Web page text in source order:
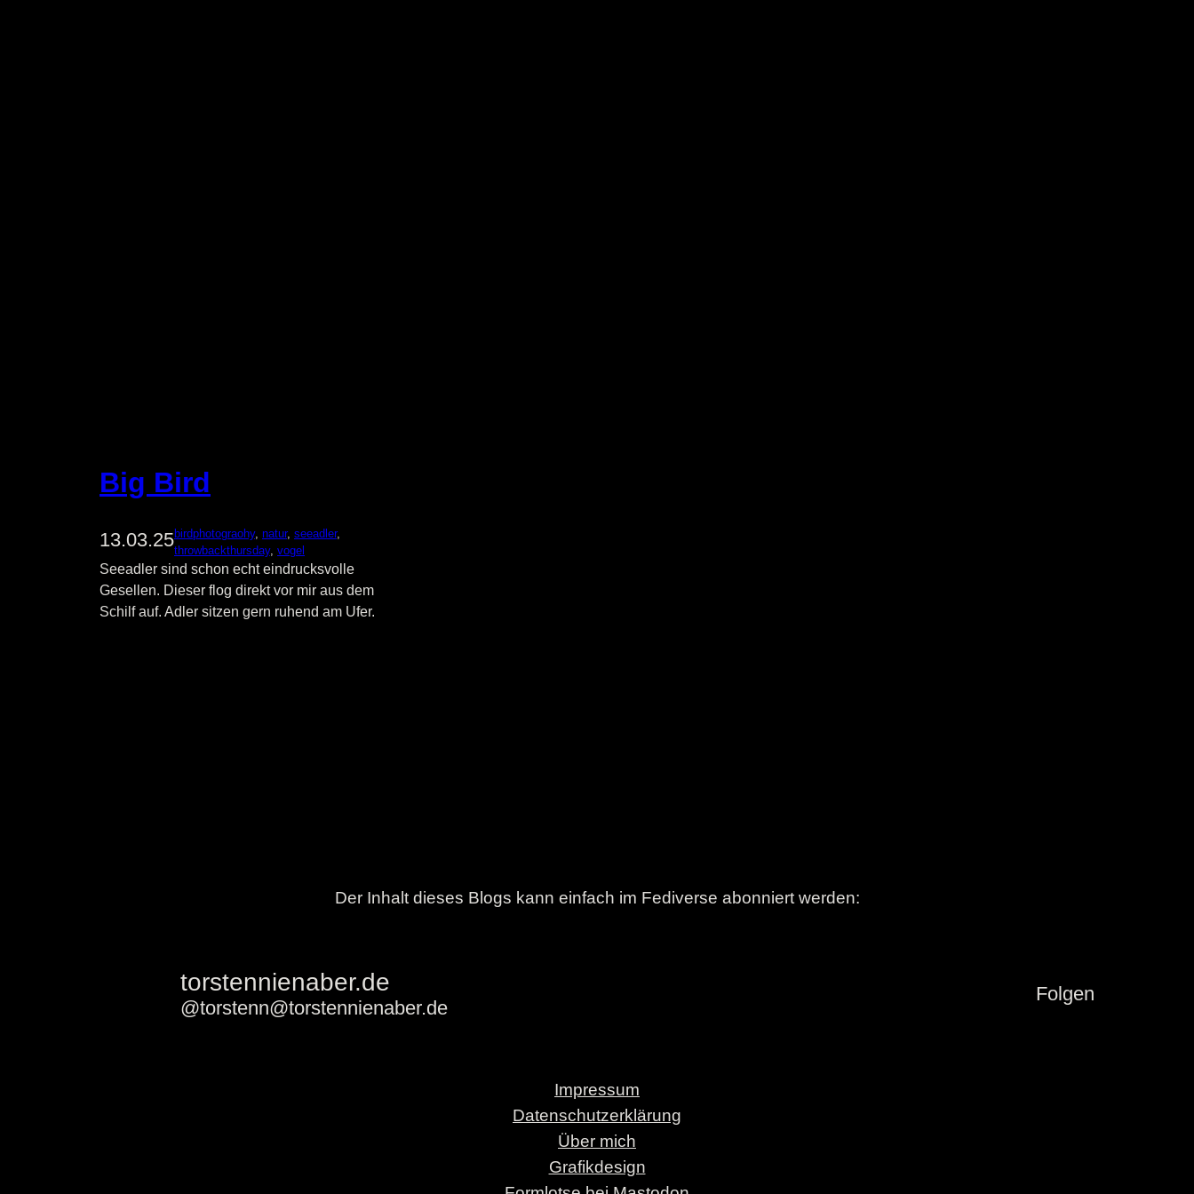
Big Bird
13.03.25birdphotograohy, natur, seeadler
throwbackthursday, vogel
Seeadler sind schon echt eindrucksvolle
Gesellen. Dieser flog direkt vor mir aus dem
Schilf auf. Adler sitzen gern ruhend am Ufer.
Der Inhalt dieses Blogs kann einfach im Fediverse abonniert werden:
torstennienaber.de
@torstenn@torstennienaber.de
Folgen
Impressum
Datenschutzerklärung
Über mich
Grafikdesign